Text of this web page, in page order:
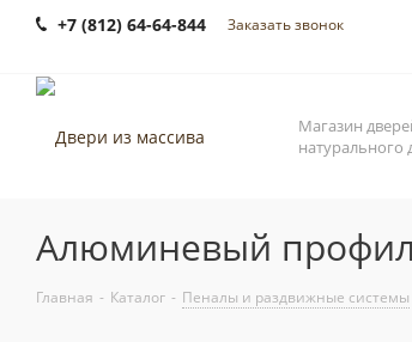
+7 (812) 64-64-844 Заказать звонок
Магазин
натурального
Алюминевый
Главная - Каталог - Пеналы и раздвижные системы